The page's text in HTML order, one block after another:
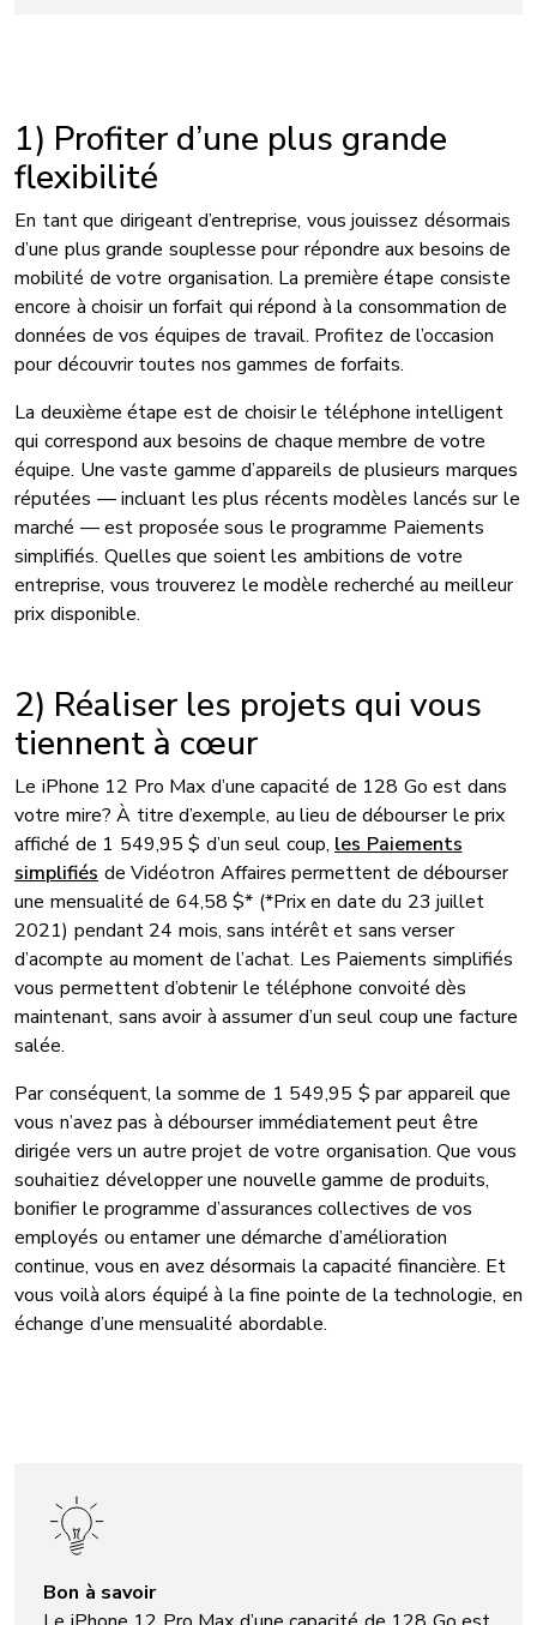
1) Profiter d’une plus grande
flexibilité
En tant que dirigeant d’entreprise, vous jouissez désormais
d’une plus grande souplesse pour répondre aux besoins de
mobilité de votre organisation. La première étape consiste
encore à choisir un forfait qui répond à la consommation de
données de vos équipes de travail. Profitez de l’occasion
pour découvrir toutes nos gammes de forfaits.
La deuxième étape est de choisir le téléphone intelligent
qui correspond aux besoins de chaque membre de votre
équipe. Une vaste gamme d’appareils de plusieurs marques
réputées — incluant les plus récents modèles lancés sur le
marché — est proposée sous le programme Paiements
simplifiés. Quelles que soient les ambitions de votre
entreprise, vous trouverez le modèle recherché au meilleur
prix disponible.
2) Réaliser les projets qui vous
tiennent à cœur
Le iPhone 12 Pro Max d’une capacité de 128 Go est dans
votre mire? À titre d’exemple, au lieu de débourser le prix
affiché de 1 549,95 $ d’un seul coup, les Paiements
simplifiés de Vidéotron Affaires permettent de débourser
une mensualité de 64,58 $* (*Prix en date du 23 juillet
2021) pendant 24 mois, sans intérêt et sans verser
d’acompte au moment de l’achat. Les Paiements simplifiés
vous permettent d’obtenir le téléphone convoité dès
maintenant, sans avoir à assumer d’un seul coup une facture
salée.
Par conséquent, la somme de 1 549,95 $ par appareil que
vous n’avez pas à débourser immédiatement peut être
dirigée vers un autre projet de votre organisation. Que vous
souhaitiez développer une nouvelle gamme de produits,
bonifier le programme d’assurances collectives de vos
employés ou entamer une démarche d’amélioration
continue, vous en avez désormais la capacité financière. Et
vous voilà alors équipé à la fine pointe de la technologie, en
échange d’une mensualité abordable.
Bon à savoir